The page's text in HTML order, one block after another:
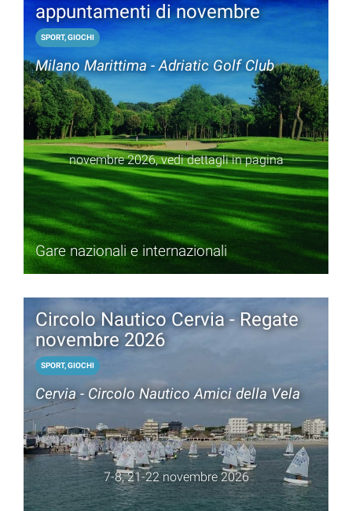
appuntamenti di novembre
SPORT, GIOCHI
Milano Marittima - Adriatic Golf Club
novembre 2026, vedi dettagli in pagina
Gare nazionali e internazionali
Circolo Nautico Cervia - Regate
novembre 2026
SPORT, GIOCHI
Cervia - Circolo Nautico Amici della Vela
7-8, 21-22 novembre 2026